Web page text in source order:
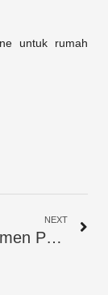
untuk rumah
NEXT
Fungsi Semen Putih dalam Konstruksi dan Dekorasi Bangunan